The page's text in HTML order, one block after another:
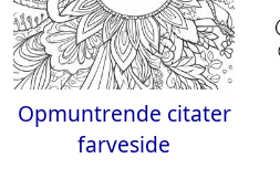
Opmuntrende citater
farveside